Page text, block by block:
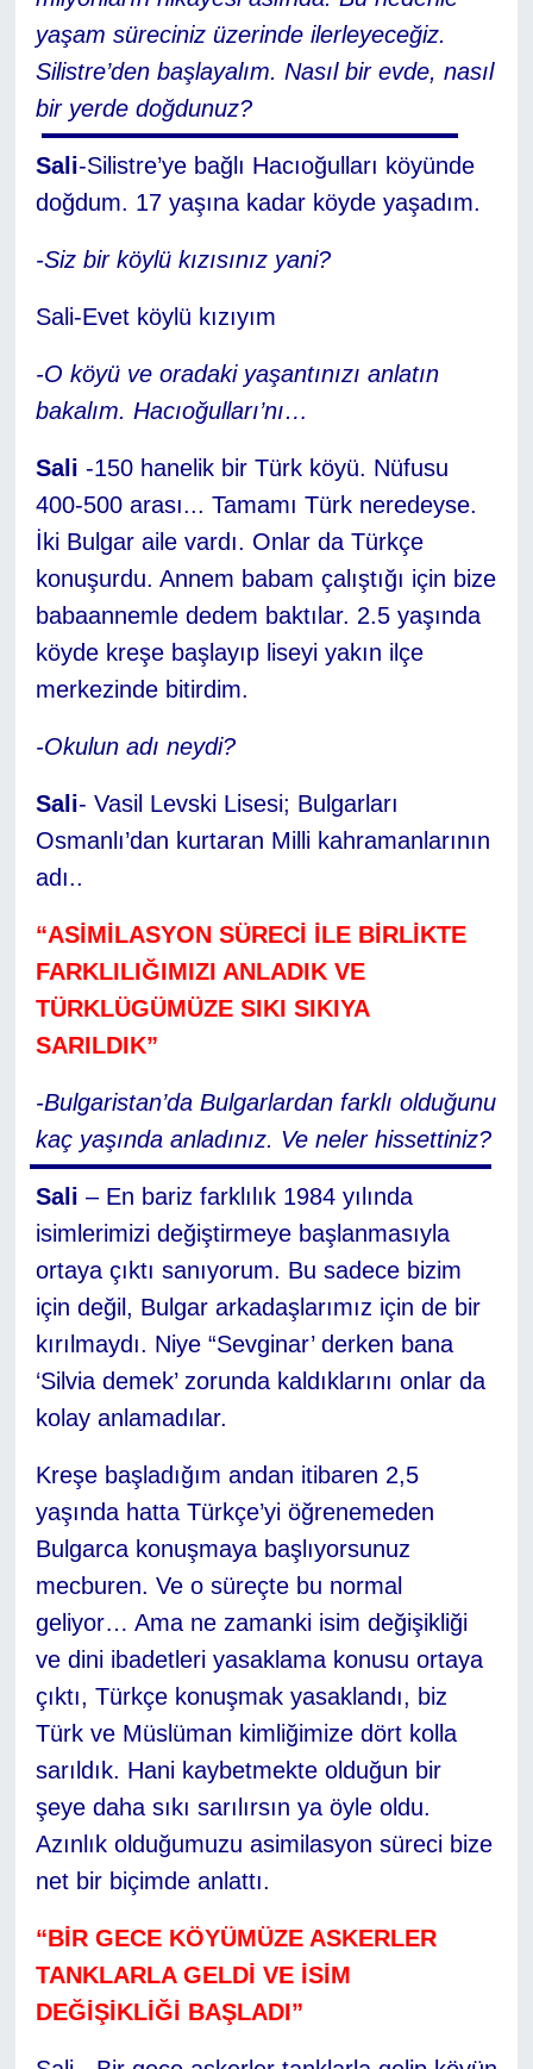
yaşam süreciniz üzerinde ilerleyeceğiz.
Silistre’den başlayalım. Nasıl bir evde, nasıl
bir yerde doğdunuz?
Sali-Silistre’ye bağlı Hacıoğulları köyünde
doğdum. 17 yaşına kadar köyde yaşadım.
-Siz bir köylü kızısınız yani?
Sali-Evet köylü kızıyım
-O köyü ve oradaki yaşantınızı anlatın
bakalım. Hacıoğulları’nı…
Sali -150 hanelik bir Türk köyü. Nüfusu
400-500 arası... Tamamı Türk neredeyse.
İki Bulgar aile vardı. Onlar da Türkçe
konuşurdu. Annem babam çalıştığı için bize
babaannemle dedem baktılar. 2.5 yaşında
köyde kreşe başlayıp liseyi yakın ilçe
merkezinde bitirdim.
-Okulun adı neydi?
Sali- Vasil Levski Lisesi; Bulgarları
Osmanlı’dan kurtaran Milli kahramanlarının
adı..
“ASİMİLASYON SÜRECİ İLE BİRLİKTE
FARKLILIĞIMIZI ANLADIK VE
TÜRKLÜGÜMÜZE SIKI SIKIYA
SARILDIK”
-Bulgaristan’da Bulgarlardan farklı olduğunu
kaç yaşında anladınız. Ve neler hissettiniz?
Sali – En bariz farklılık 1984 yılında
isimlerimizi değiştirmeye başlanmasıyla
ortaya çıktı sanıyorum. Bu sadece bizim
için değil, Bulgar arkadaşlarımız için de bir
kırılmaydı. Niye “Sevginar’ derken bana
‘Silvia demek’ zorunda kaldıklarını onlar da
kolay anlamadılar.
Kreşe başladığım andan itibaren 2,5
yaşında hatta Türkçe’yi öğrenemeden
Bulgarca konuşmaya başlıyorsunuz
mecburen. Ve o süreçte bu normal
geliyor… Ama ne zamanki isim değişikliği
ve dini ibadetleri yasaklama konusu ortaya
çıktı, Türkçe konuşmak yasaklandı, biz
Türk ve Müslüman kimliğimize dört kolla
sarıldık. Hani kaybetmekte olduğun bir
şeye daha sıkı sarılırsın ya öyle oldu.
Azınlık olduğumuzu asimilasyon süreci bize
net bir biçimde anlattı.
“BİR GECE KÖYÜMÜZE ASKERLER
TANKLARLA GELDİ VE İSİM
DEĞİŞİKLİĞİ BAŞLADI”